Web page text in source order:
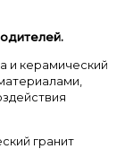
и керамический
гранит